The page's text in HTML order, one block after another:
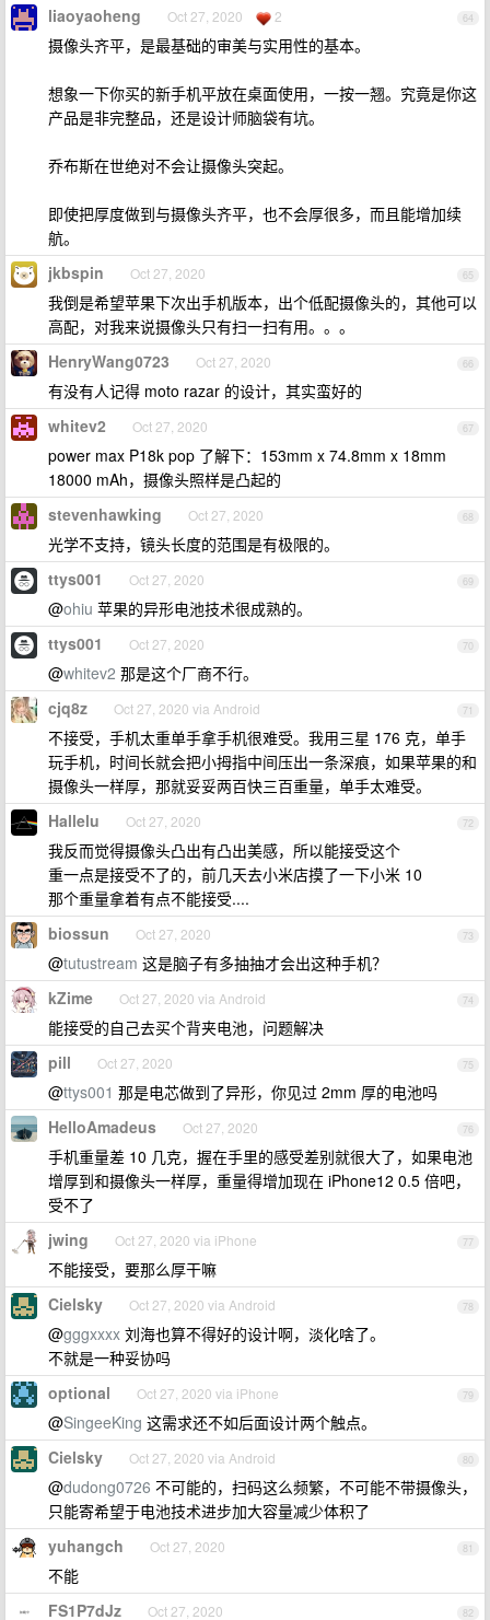
64
liaoyaoheng Oct 27, 2020 2
摄像头齐平，是最基础的审美与实用性的基本。
想象一下你买的新手机平放在桌面使用，一按一翘。究竟是你这
产品是非完整品，还是设计师脑袋有坑。
乔布斯在世绝对不会让摄像头突起。
即使把厚度做到与摄像头齐平，也不会厚很多，而且能增加续
航。
65
jkbspin Oct 27, 2020
我倒是希望苹果下次出手机版本，出个低配摄像头的，其他可以
高配，对我来说摄像头只有扫一扫有用。。。
66
HenryWang0723 Oct 27, 2020
有没有人记得 moto razar 的设计，其实蛮好的
67
whitev2 Oct 27, 2020
power max P18k pop 了解下：153mm x 74.8mm x 18mm
18000 mAh，摄像头照样是凸起的
68
stevenhawking Oct 27, 2020
光学不支持，镜头长度的范围是有极限的。
69
ttys001 Oct 27, 2020
@ohiu 苹果的异形电池技术很成熟的。
70
ttys001 Oct 27, 2020
@whitev2 那是这个厂商不行。
71
cjq8z Oct 27, 2020 via Android
不接受，手机太重单手拿手机很难受。我用三星 176 克，单手
玩手机，时间长就会把小拇指中间压出一条深痕，如果苹果的和
摄像头一样厚，那就妥妥两百快三百重量，单手太难受。
72
Hallelu Oct 27, 2020
我反而觉得摄像头凸出有凸出美感，所以能接受这个
重一点是接受不了的，前几天去小米店摸了一下小米 10
那个重量拿着有点不能接受....
73
biossun Oct 27, 2020
@tutustream 这是脑子有多抽抽才会出这种手机？
74
kZime Oct 27, 2020 via Android
能接受的自己去买个背夹电池，问题解决
75
pill Oct 27, 2020
@ttys001 那是电芯做到了异形，你见过 2mm 厚的电池吗
76
HelloAmadeus Oct 27, 2020
手机重量差 10 几克，握在手里的感受差别就很大了，如果电池
增厚到和摄像头一样厚，重量得增加现在 iPhone12 0.5 倍吧，
受不了
77
jwing Oct 27, 2020 via iPhone
不能接受，要那么厚干嘛
78
Cielsky Oct 27, 2020 via Android
@gggxxxx 刘海也算不得好的设计啊，淡化啥了。
不就是一种妥协吗
79
optional Oct 27, 2020 via iPhone
@SingeeKing 这需求还不如后面设计两个触点。
80
Cielsky Oct 27, 2020 via Android
@dudong0726 不可能的，扫码这么频繁，不可能不带摄像头，
只能寄希望于电池技术进步加大容量减少体积了
81
yuhangch Oct 27, 2020
不能
82
FS1P7dJz Oct 27, 2020